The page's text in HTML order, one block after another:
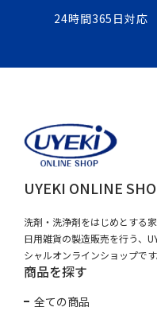
24時間365日対応
UYEKI ONLINE
洗剤・洗浄剤をはじめとする家
日用雑貨の製造販売を行う、
シャルオンラインショップです
商品を探す
全ての商品